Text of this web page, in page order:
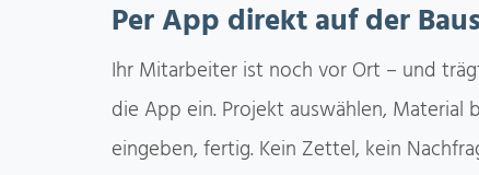
Per App direkt auf der
Ihr Mitarbeiter ist noch vor Ort – und
die App ein. Projekt auswählen, Material
eingeben, fertig. Kein Zettel, kein